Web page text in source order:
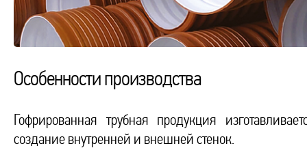
Особенности производства
Гофрированная трубная продукция
создание внутренней и внешней стенок.